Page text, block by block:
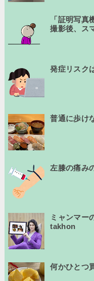
「証明写
撮影後、ス
発症リスク
普通に歩け
左膝の痛み
ミャンマー
takhon
何かひとつ